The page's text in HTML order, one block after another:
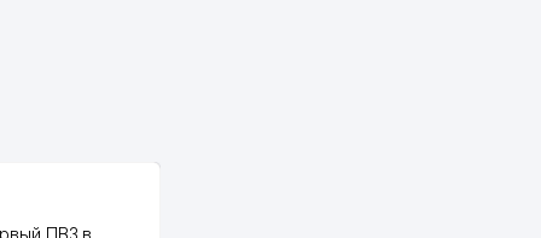
ПВЗ в